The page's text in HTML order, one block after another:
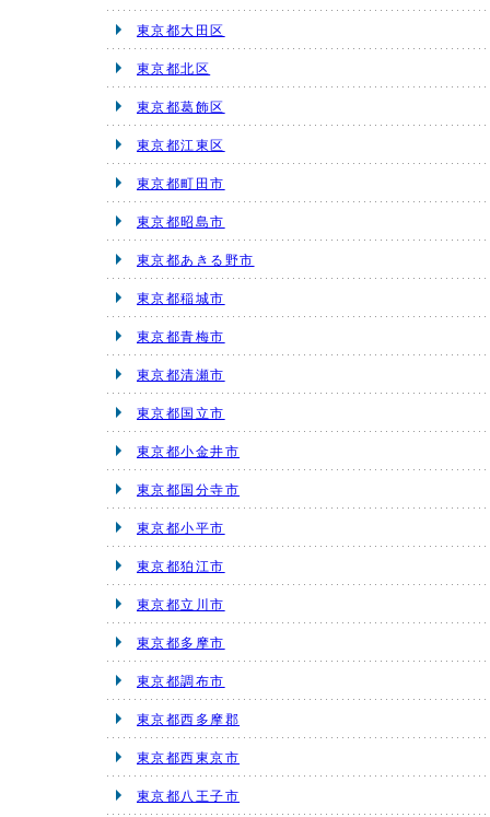
東京都大田区
東京都北区
東京都葛飾区
東京都江東区
東京都町田市
東京都昭島市
東京都あきる野市
東京都稲城市
東京都青梅市
東京都清瀬市
東京都国立市
東京都小金井市
東京都国分寺市
東京都小平市
東京都狛江市
東京都立川市
東京都多摩市
東京都調布市
東京都西多摩郡
東京都西東京市
東京都八王子市